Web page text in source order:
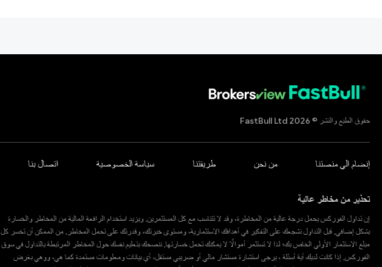
حقوق الطبع والنشر © 2026 FastBull Ltd
إنضام الي منصتنا من نحن طريقتنا سياسة الخصوصية اتصال بنا
تحذير من مخاطر عالية
إن تداول الفوركس يحمل درجة عالية من المخاطرة، وقد لا تتناسب مع كل المستثمرين. ويزيد استخدام الرافعة المالية من المخاطر والخسارة
بشكل إضافي. قبل التداول نشجعك على التفكير في أهدافك الاستثمارية، ومستوى خبرتك، وقدرتك على تحمل المخاطر. من الممكن أن تخسر كل
مبلغ الاستثمار الأولي الخاص بك؛ لذا لا تستثمر أموالًا لا يمكنك تحمل خسارتها. ننصحك بتعليم نفسك حول المخاطر المرتبطة بالتداول في سوق
الفوركس. إذا كانت لديك أية أسئلة ، يرجى استشارة مستشار مالي أو ضريبي مستقل، أي بيانات ومعلومات مستمدة كما هي، ووهي بغرض